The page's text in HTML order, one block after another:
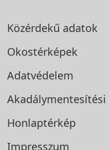
Közérdekű adatok
Okostérképek
Adatvédelem
Akadálymentesítési
Honlaptérkép
Impresszum